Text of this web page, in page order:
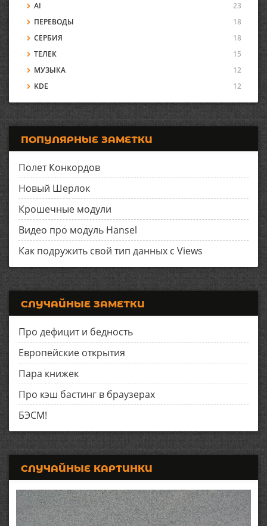
AI
23
ПЕРЕВОДЫ
18
СЕРБИЯ
18
ТЕЛЕК
15
МУЗЫКА
12
KDE
12
ПОПУЛЯРНЫЕ ЗАМЕТКИ
Полет Конкордов
Новый Шерлок
Крошечные модули
Видео про модуль Hansel
Как подружить свой тип данных с Views
СЛУЧАЙНЫЕ ЗАМЕТКИ
Про дефицит и бедность
Европейские открытия
Пара книжек
Про кэш бастинг в браузерах
БЭСМ!
СЛУЧАЙНЫЕ КАРТИНКИ